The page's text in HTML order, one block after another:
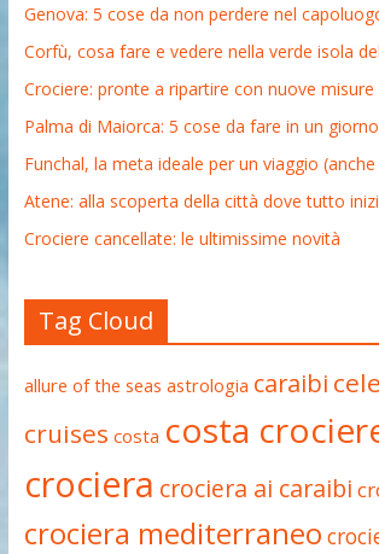
Genova: 5 cose da non perdere nel
Corfù, cosa fare e vedere nella verde isola
Crociere: pronte a ripartire con nuove
Palma di Maiorca: 5 cose da fare in un giorno
Funchal, la meta ideale per un viaggio (anche
Atene: alla scoperta della città dove tutto
Crociere cancellate: le ultimissime novità
Tag Cloud
allure of the seas astrologia caraibi
cruises costa costa
crociera crociera ai caraibi
crociera mediterraneo